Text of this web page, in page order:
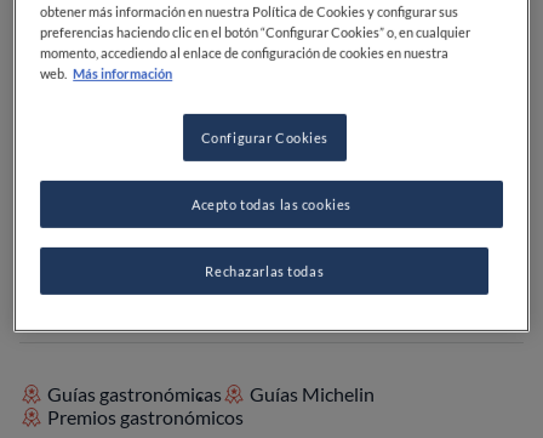
CERRADO Abre elViernes, 13:00-15:30, 20:00-23:30
VER HORARIOS
VER EN EL MAPA +34 928 28 33 66
Guías gastronómicas
Guías Michelin
Premios gastronómicos
obtener más información en nuestra Política de Cookies y configurar sus
preferencias haciendo clic en el botón “Configurar Cookies” o, en cualquier
momento, accediendo al enlace de configuración de cookies en nuestra
web. Más información
Configurar Cookies
Rechazarlas todas
Acepto todas las cookies